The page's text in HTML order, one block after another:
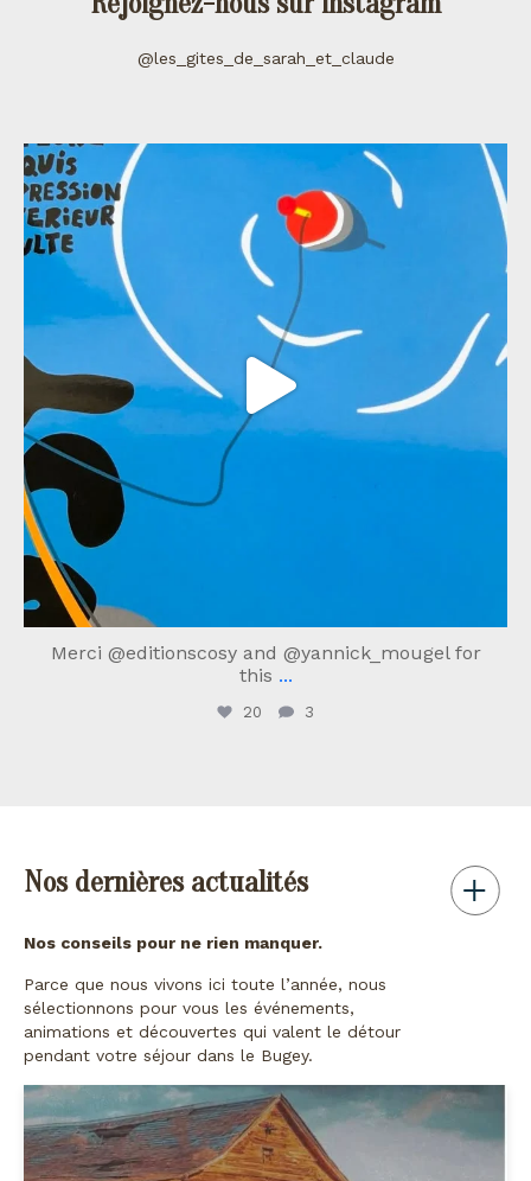
@les_gites_de_sarah_et_claude
les_gites_de_sarah_et_claude
Merci @editionscosy and @yannick_mougel for
this ...
20 3
Nos dernières actualités
Nos conseils pour ne rien manquer.
Parce que nous vivons ici toute l’année, nous
sélectionnons pour vous les événements,
animations et découvertes qui valent le détour
pendant votre séjour dans le Bugey.